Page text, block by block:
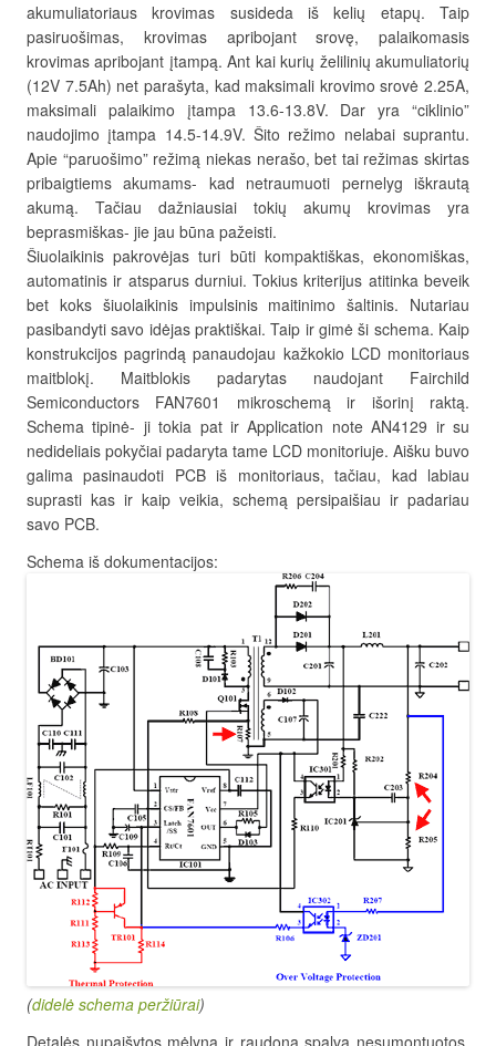
akumuliatoriaus krovimas susideda iš kelių etapų. Taip
pasiruošimas, krovimas apribojant srovę, palaikomasis
krovimas apribojant įtampą. Ant kai kurių želilinių akumuliatorių
(12V 7.5Ah) net parašyta, kad maksimali krovimo srovė 2.25A,
maksimali palaikimo įtampa 13.6-13.8V. Dar yra “ciklinio”
naudojimo įtampa 14.5-14.9V. Šito režimo nelabai suprantu.
Apie “paruošimo” režimą niekas nerašo, bet tai režimas skirtas
pribaigtiems akumams- kad netraumuoti pernelyg iškrautą
akumą. Tačiau dažniausiai tokių akumų krovimas yra
beprasmiškas- jie jau būna pažeisti.
Šiuolaikinis pakrovėjas turi būti kompaktiškas, ekonomiškas,
automatinis ir atsparus durniui. Tokius kriterijus atitinka beveik
bet koks šiuolaikinis impulsinis maitinimo šaltinis. Nutariau
pasibandyti savo idėjas praktiškai. Taip ir gimė ši schema. Kaip
konstrukcijos pagrindą panaudojau kažkokio LCD monitoriaus
maitblokį. Maitblokis padarytas naudojant Fairchild
Semiconductors FAN7601 mikroschemą ir išorinį raktą.
Schema tipinė- ji tokia pat ir Application note AN4129 ir su
nedideliais pokyčiai padaryta tame LCD monitoriuje. Aišku buvo
galima pasinaudoti PCB iš monitoriaus, tačiau, kad labiau
suprasti kas ir kaip veikia, schemą persipaišiau ir padariau
savo PCB.
Schema iš dokumentacijos:
(didelė schema peržiūrai)
Detalės nupaišytos mėlyna ir raudona spalva nesumontuotos.